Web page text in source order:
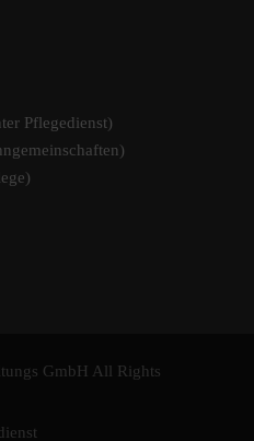
Pflegedienst)
GmbH All Rights